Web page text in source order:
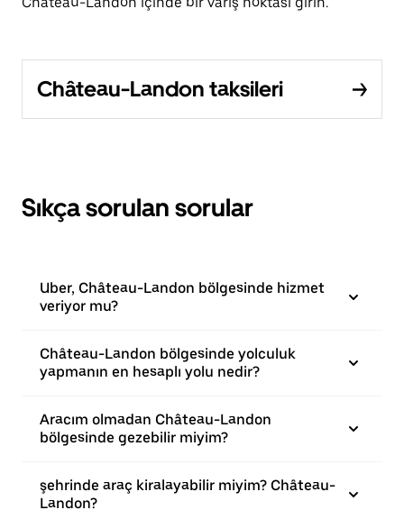
Château-Landon taksileri
Sıkça sorulan sorular
Uber, Château-Landon bölgesinde hizmet
veriyor mu?
Château-Landon bölgesinde yolculuk
yapmanın en hesaplı yolu nedir?
Aracım olmadan Château-Landon
bölgesinde gezebilir miyim?
şehrinde araç kiralayabilir miyim? Château-
Landon?